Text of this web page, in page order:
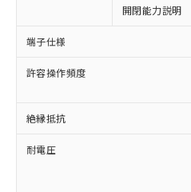
開閉能力説明
端子仕様
許容操作頻度
絶縁抵抗
耐電圧
ご利用ください。
本サービスは、
商品の当社在庫
(税抜)を提供さ
当社制御機器事
本サービスの対
ことをご了承く
在庫状況および
対応予定なし：EU
非含有に非対応の商品
定はありません。
調査・確認中：EU
非含有の対応状況を調
害物質有無と関係のな
仕入先様の事情により
いたものが、含有品と
むを得ず変更すること
※1 中国RoHS○×表
「○」：最大均質材料
基準値以下であること
「×」：最大均質材料
基準値を超えているこ
「－」：未確認です。
当社は、これら
為替および外国貿